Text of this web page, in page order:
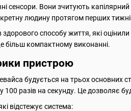
сенсори. Вони зчитують
людину протягом перших
способу життя, які
більш компактному виконанні.
пристрою
будується на трьох основних
100 разів на секунду. Це дозволяє
відстежує система: